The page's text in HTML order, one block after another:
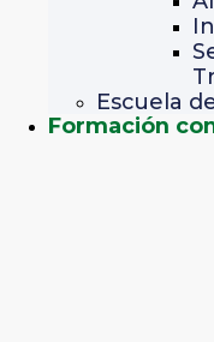
Escuela
Formación